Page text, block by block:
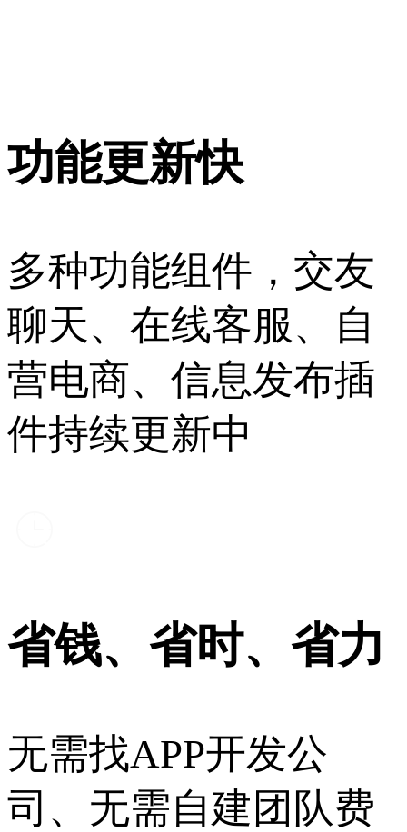
功能更新快
多种功能组件，交友
聊天、在线客服、自
营电商、信息发布插
件持续更新中
省钱、省时、省力
无需找APP开发公
司、无需自建团队费